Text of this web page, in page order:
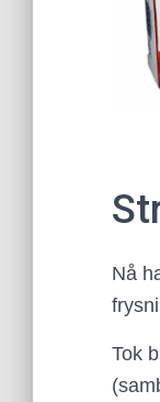
Nå
Tok